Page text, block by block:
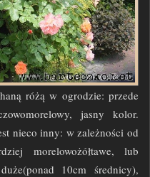
różą w ogrodzie: przede
jasny kolor.
nieco inny: w zależności od
morelowożółtawe, lub
10cm średnicy),